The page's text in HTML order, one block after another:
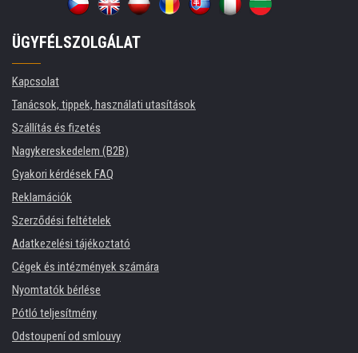
ÜGYFÉLSZOLGÁLAT
Kapcsolat
Tanácsok, tippek, használati utasítások
Szállítás és fizetés
Nagykereskedelem (B2B)
Gyakori kérdések FAQ
Reklamációk
Szerződési feltételek
Adatkezelési tájékoztató
Cégek és intézmények számára
Nyomtatók bérlése
Pótló teljesítmény
Odstoupení od smlouvy